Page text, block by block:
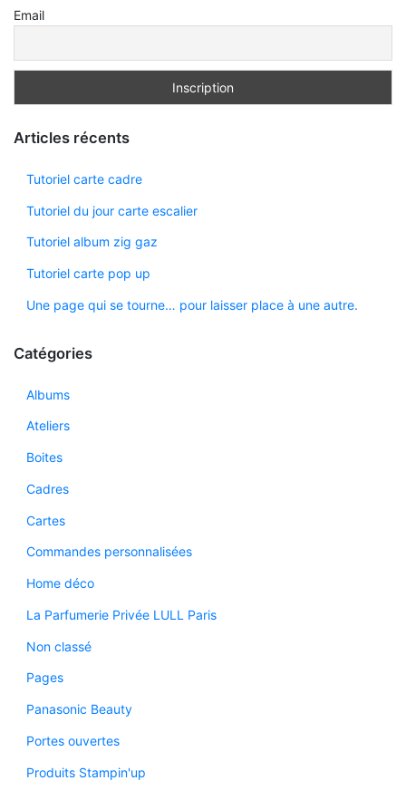
Email
Articles récents
Tutoriel carte cadre
Tutoriel du jour carte escalier
Tutoriel album zig gaz
Tutoriel carte pop up
Une page qui se tourne… pour laisser place à une autre.
Catégories
Albums
Ateliers
Boites
Cadres
Cartes
Commandes personnalisées
Home déco
La Parfumerie Privée LULL Paris
Non classé
Pages
Panasonic Beauty
Portes ouvertes
Produits Stampin'up